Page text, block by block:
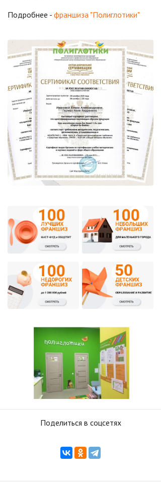
Подробнее - франшиза "Полиглотики"
Поделиться в соцсетях